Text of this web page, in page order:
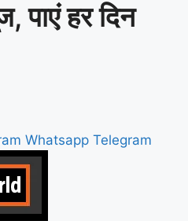
पाएं हर दिन
Whatsapp Telegram